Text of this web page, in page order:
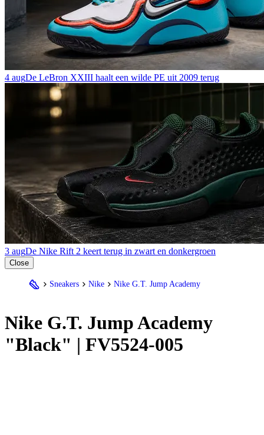
4 augDe LeBron XXIII haalt een wilde PE uit 2009 terug
3 augDe Nike Rift 2 keert terug in zwart en donkergroen
Close
Sneakers Nike Nike G.T. Jump Academy
Nike G.T. Jump Academy
"Black" | FV5524-005